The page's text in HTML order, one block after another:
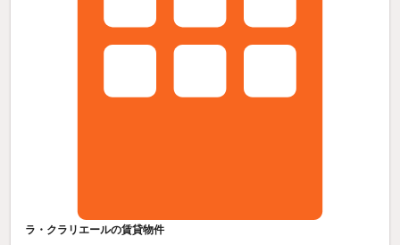
ラ・クラリエールの賃貸物件